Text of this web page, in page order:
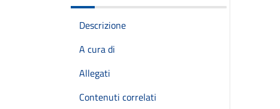
Descrizione
A cura di
Allegati
Contenuti correlati